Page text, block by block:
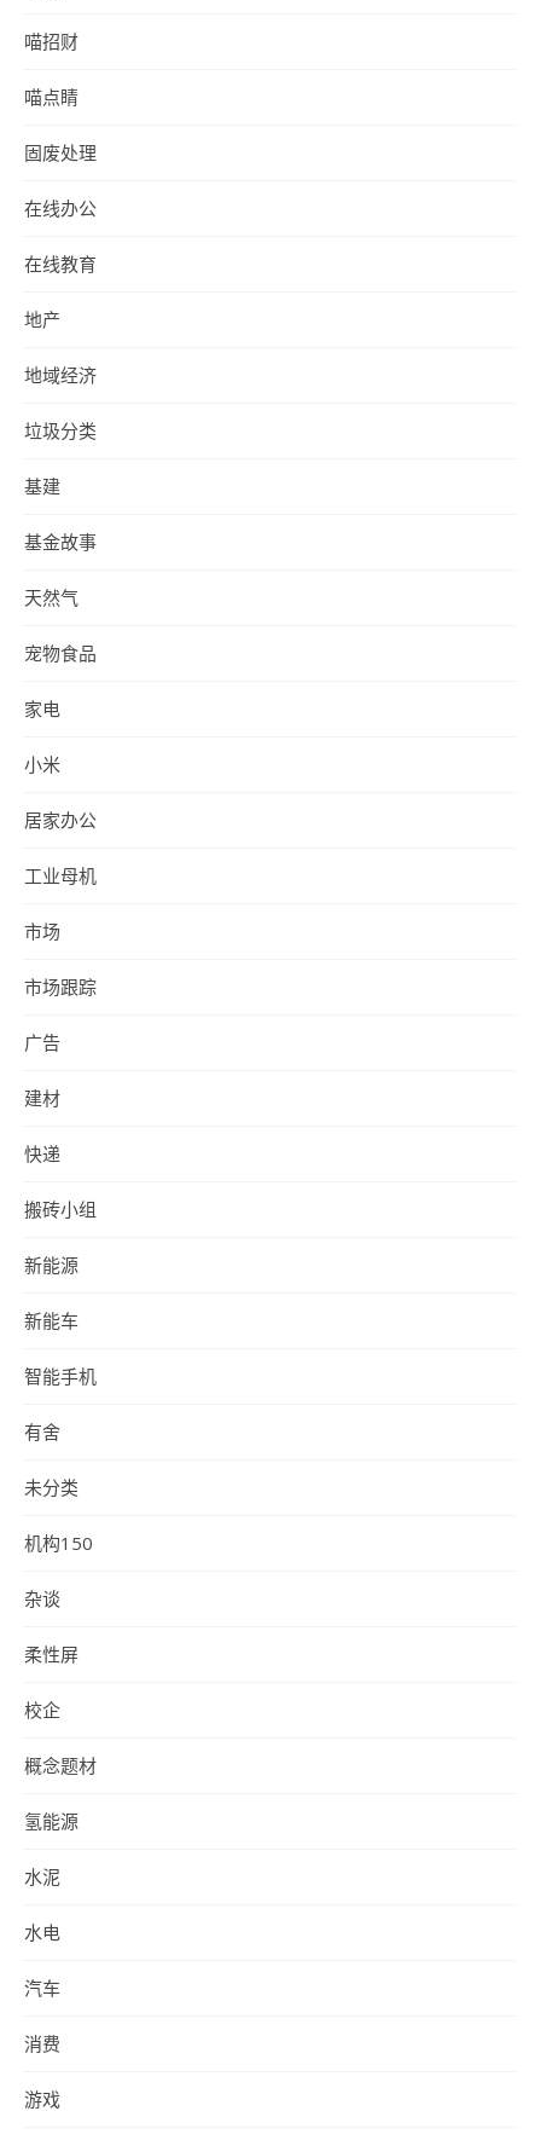
喵招财
喵点睛
固废处理
在线办公
在线教育
地产
地域经济
垃圾分类
基建
基金故事
天然气
宠物食品
家电
小米
居家办公
工业母机
市场
市场跟踪
广告
建材
快递
搬砖小组
新能源
新能车
智能手机
有舍
未分类
机构150
杂谈
柔性屏
校企
概念题材
氢能源
水泥
水电
汽车
消费
游戏